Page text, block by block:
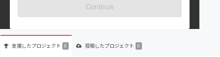
Continue
支援したプロジェクト 0 投稿したプロジェクト 0